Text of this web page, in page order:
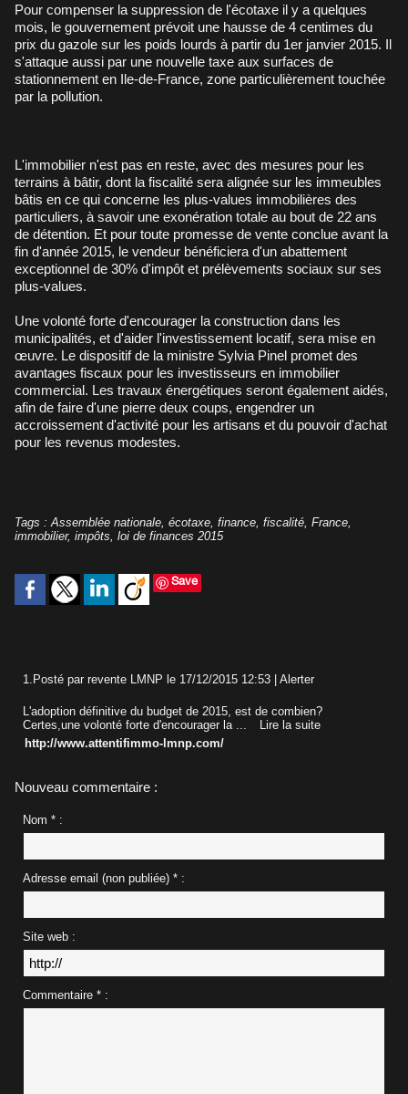
Pour compenser la suppression de l'écotaxe il y a quelques
mois, le gouvernement prévoit une hausse de 4 centimes du
prix du gazole sur les poids lourds à partir du 1er janvier 2015. Il
s'attaque aussi par une nouvelle taxe aux surfaces de
stationnement en Ile-de-France, zone particulièrement touchée
par la pollution.
L'immobilier n'est pas en reste, avec des mesures pour les
terrains à bâtir, dont la fiscalité sera alignée sur les immeubles
bâtis en ce qui concerne les plus-values immobilières des
particuliers, à savoir une exonération totale au bout de 22 ans
de détention. Et pour toute promesse de vente conclue avant la
fin d'année 2015, le vendeur bénéficiera d'un abattement
exceptionnel de 30% d'impôt et prélèvements sociaux sur ses
plus-values.
Une volonté forte d'encourager la construction dans les
municipalités, et d'aider l'investissement locatif, sera mise en
œuvre. Le dispositif de la ministre Sylvia Pinel promet des
avantages fiscaux pour les investisseurs en immobilier
commercial. Les travaux énergétiques seront également aidés,
afin de faire d'une pierre deux coups, engendrer un
accroissement d'activité pour les artisans et du pouvoir d'achat
pour les revenus modestes.
Tags : Assemblée nationale écotaxe finance fiscalité France
immobilier, impôts loi de finances 2015
Save
1. Posté par revente LMNP le 17/12/2015 12:53 Alerter
L'adoption définitive du budget de 2015, est de combien?
Certes,une volonté forte d'encourager la ...
Lire la suite
http://www.attentifimmo-lmnp.com/
Nouveau commentaire :
Nom * :
Adresse email (non publiée) * :
Site web :
Commentaire * :